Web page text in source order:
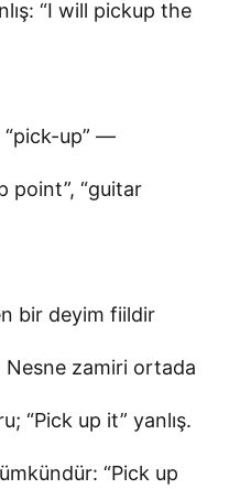
“I will pickup the
“pick-up” —
point”, “guitar
bir deyim fiildir
Nesne zamiri ortada
“Pick up it” yanlış.
“Pick up